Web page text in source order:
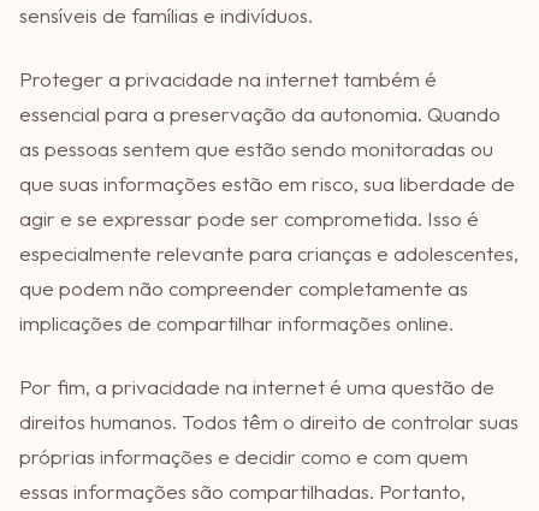
sensíveis de famílias e indivíduos.
Proteger a privacidade na internet também é
essencial para a preservação da autonomia. Quando
as pessoas sentem que estão sendo monitoradas ou
que suas informações estão em risco, sua liberdade de
agir e se expressar pode ser comprometida. Isso é
especialmente relevante para crianças e adolescentes,
que podem não compreender completamente as
implicações de compartilhar informações online.
Por fim, a privacidade na internet é uma questão de
direitos humanos. Todos têm o direito de controlar suas
próprias informações e decidir como e com quem
essas informações são compartilhadas. Portanto,